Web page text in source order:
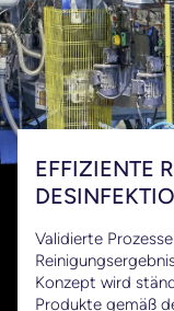
EFFIZIENTE
Validierte
Konzept wird
Produkte gemäß